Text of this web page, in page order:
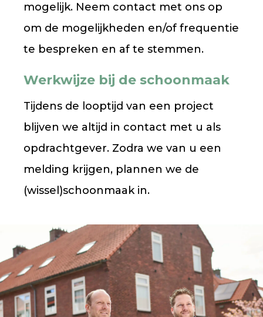
mogelijk. Neem contact met ons op
om de mogelijkheden en/of frequentie
te bespreken en af te stemmen.
Werkwijze bij de schoonmaak
Tijdens de looptijd van een project
blijven we altijd in contact met u als
opdrachtgever. Zodra we van u een
melding krijgen, plannen we de
(wissel)schoonmaak in.